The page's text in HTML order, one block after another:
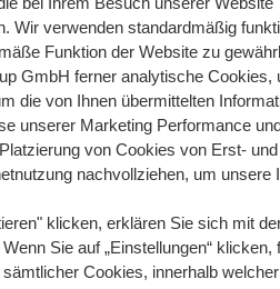
Wir verwenden standardmäßig
Funktion der Website zu
GmbH ferner analytische Cookies,
die von Ihnen übermittelten
unserer Marketing Performance
von Cookies von Erst- und
nachvollziehen, um unsere
klicken, erklären Sie sich mit
Sie auf „Einstellungen“ klicken,
Cookies, innerhalb
Unterkunft?